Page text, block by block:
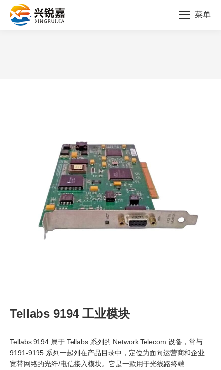
菜单
Tellabs 9194 工业模块
Tellabs 9194 属于 Tellabs 系列的 Network Telecom 设备，常与
9191‑9195 系列一起列在产品目录中，定位为面向运营商和企业
宽带网络的光纤/电信接入模块。它是一款用于光线路终端